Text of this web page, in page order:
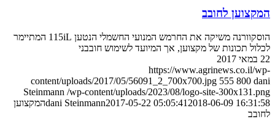
המקצוען לחובב
הוסקוורנה משיקה את החרמש המנועי החשמלי הנטען 115iL המתיימר
לכלול תכונות של מקצוען, אך המיועד לשימוש חובבני
22 במאי 2017
https://www.agrinews.co.il/wp-
content/uploads/2017/05/56091_2_700x700.jpg 555 800 dani
Steinmann /wp-content/uploads/2023/08/logo-site-300x131.png
dani Steinmann2017-05-22 05:05:41 2018-06-09 16:31:58
המקצוען
לחובב